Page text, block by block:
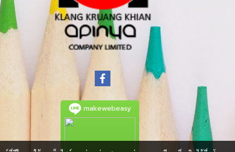
makewebeasy